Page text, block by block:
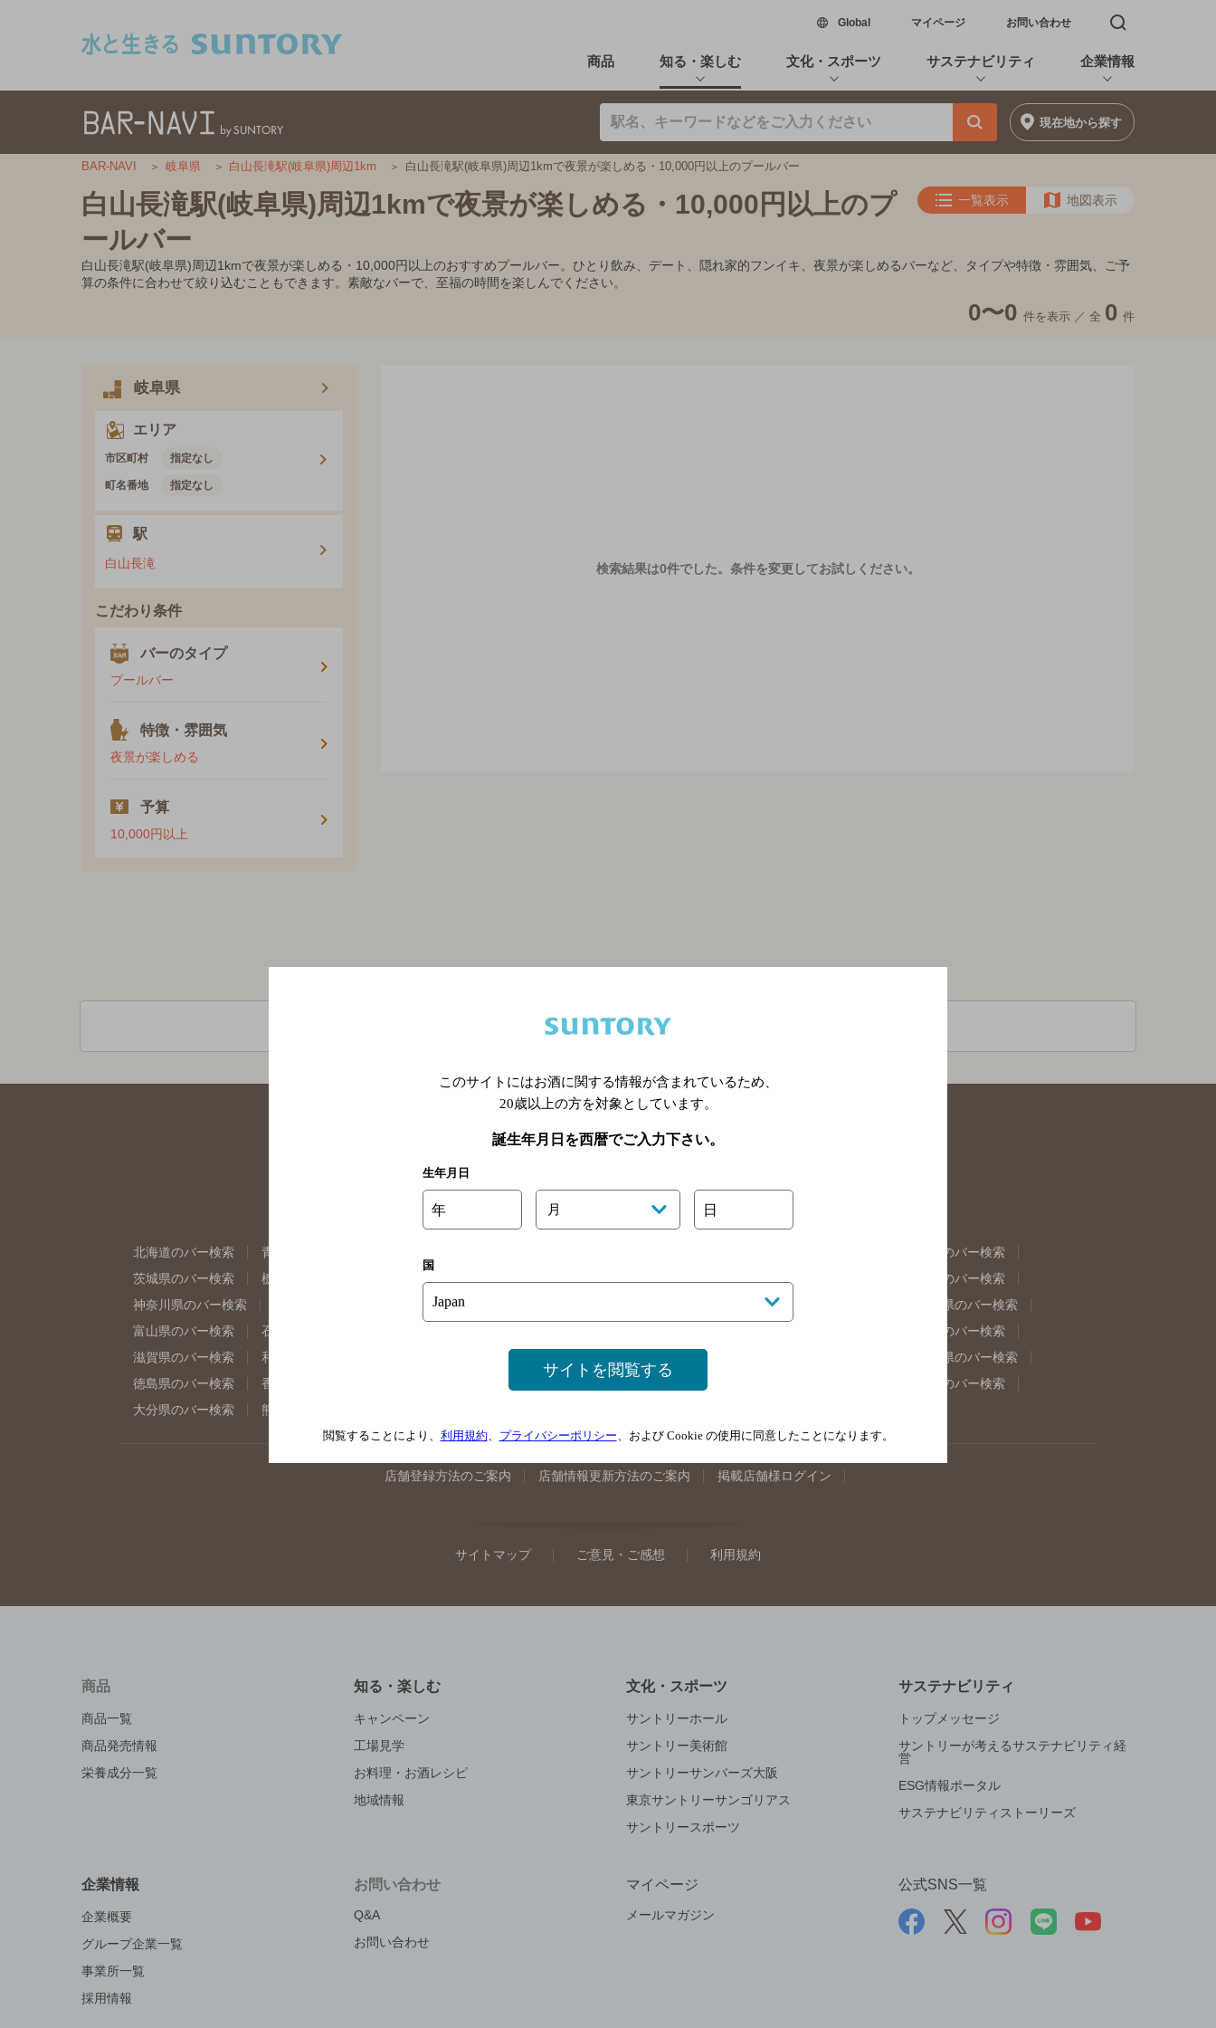
Global新しいウィンドウで開く
マイページ お問い合わせ 検索窓を開く
商品 知る・楽しむ 文化・スポーツ サステナビリティ 企業情報
現在地から探す
BAR-NAVI 岐阜県 白山長滝駅(岐阜県)周辺1km 白山長滝駅(岐阜県)周辺1kmで夜景が楽しめる・10,000円以上のプールバー
白山長滝駅(岐阜県)周辺1kmで夜景が楽しめる・10,000円以上のプ
ールバー
一覧表示 地図表示
白山長滝駅(岐阜県)周辺1kmで夜景が楽しめる・10,000円以上のおすすめプールバー。ひとり飲み、デート、隠れ家的フンイキ、夜景が楽しめるバーなど、タイプや特徴・雰囲気、ご予
算の条件に合わせて絞り込むこともできます。素敵なバーで、至福の時間を楽しんでください。
0〜0 件を表示 ／ 全 0 件
岐阜県
エリア
市区町村 指定なし
町名番地 指定なし
駅
白山長滝
こだわり条件
バーのタイプ
プールバー
特徴・雰囲気
夜景が楽しめる
予算
10,000円以上
検索結果は0件でした。 条件を変更してお試しください。
関連ページ
北海道のバー検索 青森県のバー検索
福島県のバー検索
茨城県のバー検索
栃木県のバー検索
東京都のバー検索
神奈川県のバー検索
埼玉県のバー検索
岐阜県のバー検索
富山県のバー検索
石川県のバー検索
奈良県のバー検索
滋賀県のバー検索
和歌山県のバー検索 山口県のバー検索
島根県のバー検索
徳島県のバー検索
香川県のバー検索
佐賀県のバー検索
大分県のバー検索
熊本県のバー検索
店舗登録方法のご案内 店舗情報更新方法のご案内 掲載店舗様ログイン
サイトマップ ご意見・ご感想 利用規約
商品
商品一覧
商品発売情報
栄養成分一覧
知る・楽しむ
キャンペーン
工場見学
お料理・お酒レシピ
地域情報
文化・スポーツ
サントリーホール
サントリー美術館
サントリーサンバーズ大阪
東京サントリーサンゴリアス
サントリースポーツ
サステナビリティ
トップメッセージ
サントリーが考えるサステナビリティ経
営
ESG情報ポータル
サステナビリティストーリーズ
企業情報
企業概要
グループ企業一覧
事業所一覧
採用情報
お問い合わせ
Q&A
お問い合わせ
マイページ
メールマガジン
公式SNS一覧
このサイトにはお酒に関する情報が含まれているため、
20歳以上の方を対象としています。
誕生年月日を西暦でご入力下さい。
生年月日
年 月 日
国
サイトを閲覧する
閲覧することにより、 利用規約、 プライバシーポリシー、および Cookie の使用に同意したことになります。